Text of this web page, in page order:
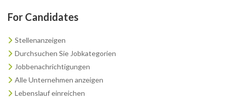
For Candidates
Stellenanzeigen
Durchsuchen Sie Jobkategorien
Jobbenachrichtigungen
Alle Unternehmen anzeigen
Lebenslauf einreichen